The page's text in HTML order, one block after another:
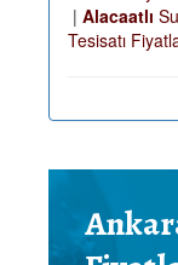
| Alacaatlı
Tesisatı